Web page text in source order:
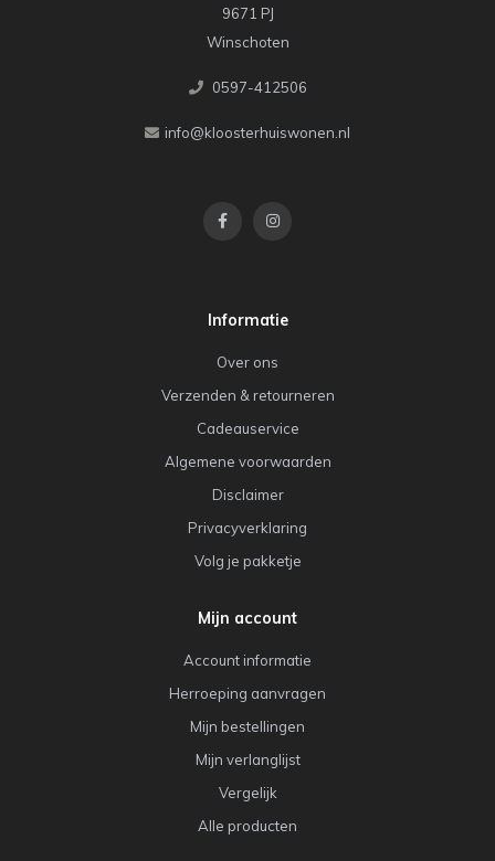
9671 PJ
Winschoten
0597-412506
info@kloosterhuiswonen.nl
Informatie
Over ons
Verzenden & retourneren
Cadeauservice
Algemene voorwaarden
Disclaimer
Privacyverklaring
Volg je pakketje
Mijn account
Account informatie
Herroeping aanvragen
Mijn bestellingen
Mijn verlanglijst
Vergelijk
Alle producten